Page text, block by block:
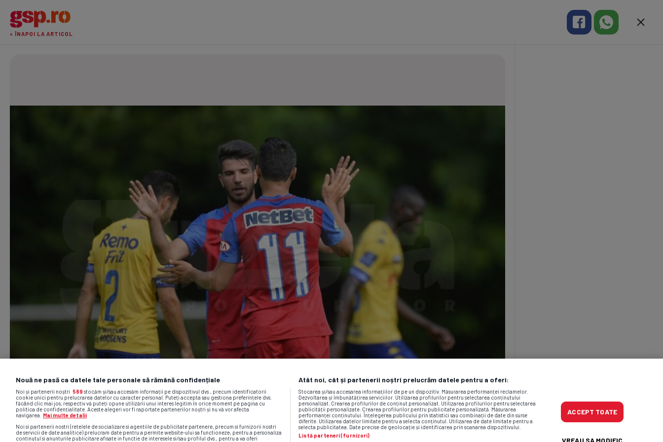
« ÎNAPOI LA ARTICOL
Nouă ne pasă ca datele tale personale să rămână confidențiale
Noi și partenerii noștri 589 stocăm și/sau accesăm informații pe dispozitivul dvs., precum identificatorii
cookie unici pentru prelucrarea datelor cu caracter personal. Puteți accepta sau gestiona preferințele dvs.
făcând clic mai jos, respectiv vă puteți opune utilizării unui interes legitim în orice moment pe pagina cu
politica de confidențialitate. Aceste alegeri vor fi raportate partenerilor noștri și nu vă vor afecta
navigarea.
Mai multe detalii
Noi si partenerii nostri (retelele de socializare si agentiile de publicitate partenere, precum si furnizorii nostri
de servicii de date analitice) prelucram date pentru a permite website-ului sa functioneze, pentru a personaliza
continutul si anunturile publicitare afisate in functie de interesele si/sau profilul dvs., pentru a va oferi
Atât noi, cât și partenerii noștri prelucrăm datele pentru a oferi:
Stocarea și/sau accesarea informațiilor de pe un dispozitiv. Măsurarea performanței reclamelor.
Dezvoltarea și îmbunătățirea serviciilor. Utilizarea profilurilor pentru selectarea conținutului
personalizat. Crearea profilurilor de conținut personalizat. Utilizarea profilurilor pentru selectarea
publicității personalizate. Crearea profilurilor pentru publicitate personalizată. Măsurarea
performanței conținutului. Înțelegerea publicului prin statistici sau combinații de date din surse
diferite. Utilizarea datelor limitate pentru a selecta conținutul. Utilizarea de date limitate pentru a
selecta publicitatea. Date precise de geolocație și identificarea prin scanarea dispozitivului.
Listă parteneri (furnizori)
ACCEPT TOATE
VREAU SA MODIFIC